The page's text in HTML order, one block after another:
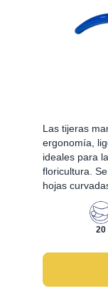
Las tijeras
ergonomía,
ideales para
floricultura.
hojas
20